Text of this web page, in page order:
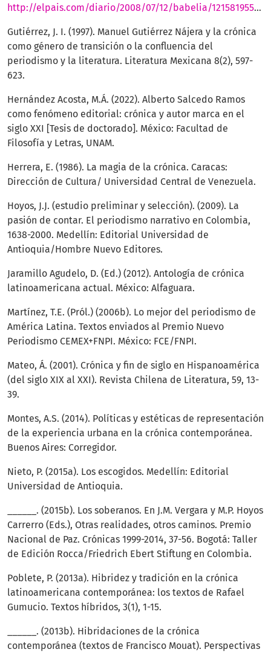
http://elpais.com/diario/2008/07/12/babelia/1215819552_850215.html
Gutiérrez, J. I. (1997). Manuel Gutiérrez Nájera y la crónica
como género de transición o la confluencia del
periodismo y la literatura. Literatura Mexicana 8(2), 597-
623.
Hernández Acosta, M.Á. (2022). Alberto Salcedo Ramos
como fenómeno editorial: crónica y autor marca en el
siglo XXI [Tesis de doctorado]. México: Facultad de
Filosofía y Letras, UNAM.
Herrera, E. (1986). La magia de la crónica. Caracas:
Dirección de Cultura/ Universidad Central de Venezuela.
Hoyos, J.J. (estudio preliminar y selección). (2009). La
pasión de contar. El periodismo narrativo en Colombia,
1638-2000. Medellín: Editorial Universidad de
Antioquia/Hombre Nuevo Editores.
Jaramillo Agudelo, D. (Ed.) (2012). Antología de crónica
latinoamericana actual. México: Alfaguara.
Martínez, T.E. (Pról.) (2006b). Lo mejor del periodismo de
América Latina. Textos enviados al Premio Nuevo
Periodismo CEMEX+FNPI. México: FCE/FNPI.
Mateo, Á. (2001). Crónica y fin de siglo en Hispanoamérica
(del siglo XIX al XXI). Revista Chilena de Literatura, 59, 13-
39.
Montes, A.S. (2014). Políticas y estéticas de representación
de la experiencia urbana en la crónica contemporánea.
Buenos Aires: Corregidor.
Nieto, P. (2015a). Los escogidos. Medellín: Editorial
Universidad de Antioquia.
______. (2015b). Los soberanos. En J.M. Vergara y M.P. Hoyos
Carrerro (Eds.), Otras realidades, otros caminos. Premio
Nacional de Paz. Crónicas 1999-2014, 37-56. Bogotá: Taller
de Edición Rocca/Friedrich Ebert Stiftung en Colombia.
Poblete, P. (2013a). Hibridez y tradición en la crónica
latinoamericana contemporánea: los textos de Rafael
Gumucio. Textos híbridos, 3(1), 1-15.
______. (2013b). Hibridaciones de la crónica
contemporánea (textos de Francisco Mouat). Perspectivas